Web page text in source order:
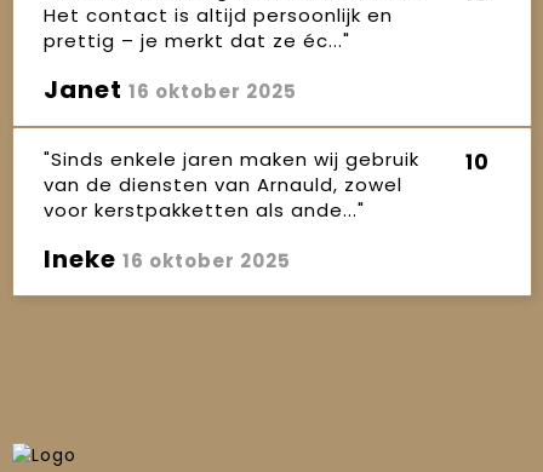
Het contact is altijd persoonlijk en
prettig – je merkt dat ze éc..."
Janet 16 oktober 2025
"Sinds enkele jaren maken wij gebruik
van de diensten van Arnauld, zowel
voor kerstpakketten als ande..."
10
Ineke 16 oktober 2025